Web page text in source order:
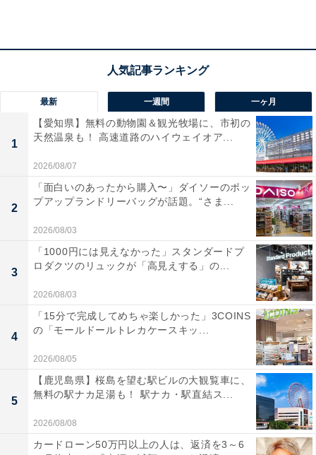
も、配ったり友達とシェアしたりもできます」（50代男
性／東京都）、「たくさん入っているし、腹持ちがしそ
うなお菓子だから」（40代女性／北海道）などのコメン
トがありました。
1位：草加せんべい（いけだ屋）／106票
1位は、いけだ屋の「草加せんべい」（16枚入 1296円）
最新 一週間 一ヶ月
1
【愛知県】無料の動物園＆観光牧場に、市初の
天然温泉も！ 高速道路のハイウェイオア...
2026/08/07
2
「面白いのあったから購入〜」ダイソーのポッ
プアップランドリーバッグが話題。“さま...
2026/08/03
3
「1000円には見えなかった」スタンダードプ
ロダクツのリュックが「高見えする」の...
2026/08/03
4
「15分で完成してめちゃ楽しかった」3COINS
の「モールドールトレカケースキッ...
2026/08/05
5
【鹿児島県】桜島を望む駅ビルの大観覧車に、
無料の駅ナカ足湯も！ 駅ナカ・駅直結ス...
2026/08/08
カードローン50万円以上の人は、返済を3～6